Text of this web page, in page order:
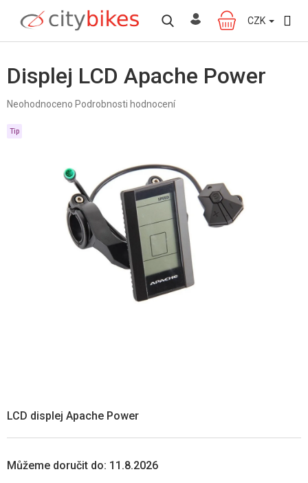
obsah
NÁKUPNÍ
KOŠÍK
CZK
Displej LCD Apache Power
Průměrné
produktu
Neohodnoceno Podrobnosti hodnocení
Tip
Můžeme doručit do: 11.8.2026
LCD displej Apache Power